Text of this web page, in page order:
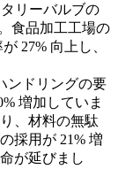
リーバルブの
食品加工工場の
27% 向上し、
ンドリングの要
増加していま
、材料の無駄
採用が 21% 増
が延びまし